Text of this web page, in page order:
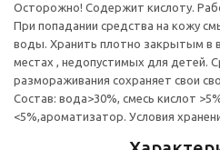
Осторожно! Содержит кислоту.
При попадании средства на кожу
воды. Хранить плотно закрытым в
местах , недопустимых для детей.
размораживания сохраняет свои
Состав: вода>30%, смесь кислот
<5%,ароматизатор. Условия